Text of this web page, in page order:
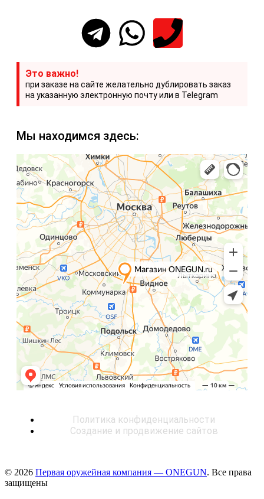
Это важно!
при заказе на сайте желательно дублировать заказ
на указанную электронную почту или в Telegram
Мы находимся здесь:
Политика конфиденциальности
Создание и продвижение сайтов
© 2026 Первая оружейная компания — ONEGUN. Все права
защищены